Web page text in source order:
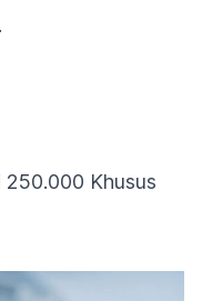
250.000 Khusus